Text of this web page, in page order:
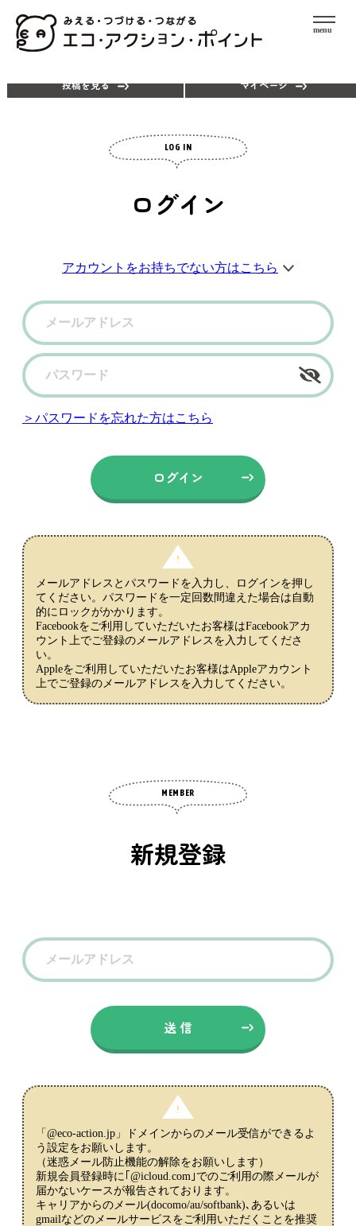
menu
投稿を見る
マイページ
LOG IN
ログイン
アカウントをお持ちでない方はこちら
＞パスワードを忘れた方はこちら
メールアドレスとパスワードを入力し、ログインを押し
てください。パスワードを一定回数間違えた場合は自動
的にロックがかかります。
Facebookをご利用していただいたお客様はFacebookアカ
ウント上でご登録のメールアドレスを入力してくださ
い。
Appleをご利用していただいたお客様はAppleアカウント
上でご登録のメールアドレスを入力してください。
MEMBER
新規登録
「@eco-action.jp」ドメインからのメール受信ができるよ
う設定をお願いします。
（迷惑メール防止機能の解除をお願いします）
新規会員登録時に｢@icloud.com｣でのご利用の際メールが
届かないケースが報告されております。
キャリアからのメール(docomo/au/softbank)､あるいは
gmailなどのメールサービスをご利用いただくことを推奨